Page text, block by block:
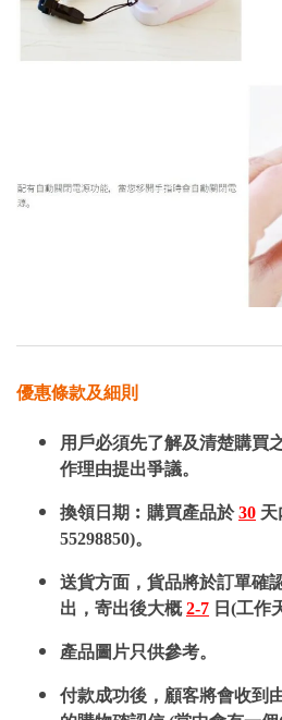
優惠條款及細則
用戶必須先了解及清楚購買
作理由提出爭議。
換領日期︰購買產品於30 天
55298850)。
送貨方面，貨品將於訂單確
出，寄出後大概2-7 日(工作
產品圖片只供參考。
付款成功後，顧客將會收到